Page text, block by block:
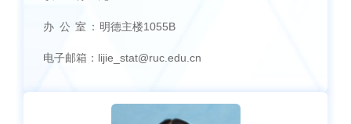
办 公 室： 明德主楼1055B
电子邮箱： lijie_stat@ruc.edu.cn